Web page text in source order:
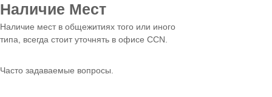
Наличие Мест
Наличие мест в общежитиях того или иного
типа, всегда стоит уточнять в офисе CCN.
Часто задаваемые вопросы.